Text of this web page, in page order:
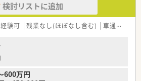
メ】
、多様な処方箋や在宅医療に触れてスキルア
です。
です。
や本部業務、独立など、多彩なキャリアパス
】
検討リストに追加
験可 残業なし(ほぼなし含む) 車通勤可
600万円